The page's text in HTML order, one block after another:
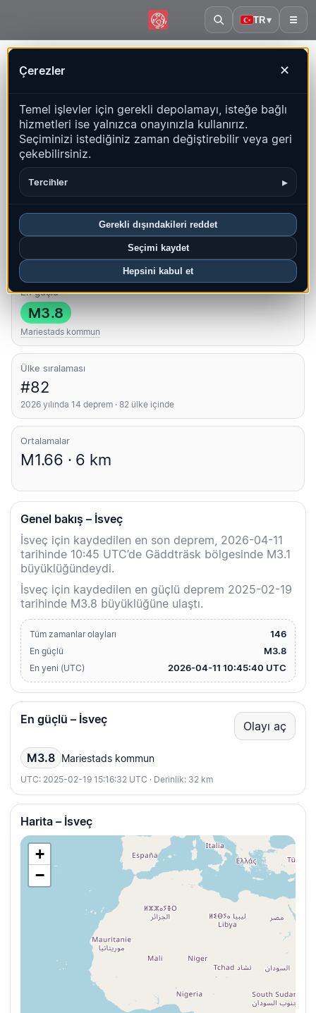
TR▾ ☰
Çerezler ✕
Temel işlevler için gerekli depolamayı, isteğe bağlı
hizmetleri ise yalnızca onayınızla kullanırız.
Seçiminizi istediğiniz zaman değiştirebilir veya geri
çekebilirsiniz.
Tercihler ▸
Gerekli dışındakileri reddet
Seçimi kaydet
Hepsini kabul et
Canlı harita, istatistikler ve son olaylar
Geçmiş haritasını aç Bu ülkedeki en yeniler
Genel bakış
Bu ayki depremler
0
En yeni UTC: 2026-04-11 10:45:40
En güçlü
M3.8
Mariestads kommun
Ülke sıralaması
#82
2026 yılında 14 deprem · 82 ülke içinde
Ortalamalar
M1.66 · 6 km
Genel bakış – İsveç
İsveç için kaydedilen en son deprem, 2026-04-11
tarihinde 10:45 UTC’de Gäddträsk bölgesinde M3.1
büyüklüğündeydi.
İsveç için kaydedilen en güçlü deprem 2025-02-19
tarihinde M3.8 büyüklüğüne ulaştı.
Tüm zamanlar olayları 146
En güçlü M3.8
En yeni (UTC) 2026-04-11 10:45:40 UTC
En güçlü – İsveç Olayı aç
M3.8 Mariestads kommun
UTC: 2025-02-19 15:16:32 UTC · Derinlik: 32 km
Harita – İsveç
+
−